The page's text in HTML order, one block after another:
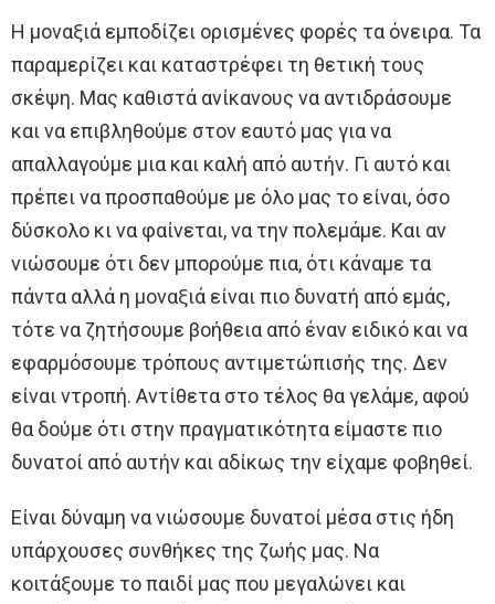
Η μοναξιά εμποδίζει ορισμένες φορές τα όνειρα. Τα
παραμερίζει και καταστρέφει τη θετική τους
σκέψη. Μας καθιστά ανίκανους να αντιδράσουμε
και να επιβληθούμε στον εαυτό μας για να
απαλλαγούμε μια και καλή από αυτήν. Γι αυτό και
πρέπει να προσπαθούμε με όλο μας το είναι, όσο
δύσκολο κι να φαίνεται, να την πολεμάμε. Και αν
νιώσουμε ότι δεν μπορούμε πια, ότι κάναμε τα
πάντα αλλά η μοναξιά είναι πιο δυνατή από εμάς,
τότε να ζητήσουμε βοήθεια από έναν ειδικό και να
εφαρμόσουμε τρόπους αντιμετώπισής της. Δεν
είναι ντροπή. Αντίθετα στο τέλος θα γελάμε, αφού
θα δούμε ότι στην πραγματικότητα είμαστε πιο
δυνατοί από αυτήν και αδίκως την είχαμε φοβηθεί.
Είναι δύναμη να νιώσουμε δυνατοί μέσα στις ήδη
υπάρχουσες συνθήκες της ζωής μας. Να
κοιτάξουμε το παιδί μας που μεγαλώνει και